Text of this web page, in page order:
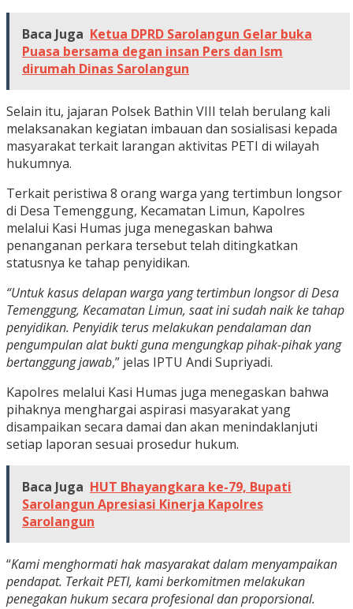
Baca Juga Ketua DPRD Sarolangun Gelar buka
Puasa bersama degan insan Pers dan lsm
dirumah Dinas Sarolangun
Selain itu, jajaran Polsek Bathin VIII telah berulang kali
melaksanakan kegiatan imbauan dan sosialisasi kepada
masyarakat terkait larangan aktivitas PETI di wilayah
hukumnya.
Terkait peristiwa 8 orang warga yang tertimbun longsor
di Desa Temenggung, Kecamatan Limun, Kapolres
melalui Kasi Humas juga menegaskan bahwa
penanganan perkara tersebut telah ditingkatkan
statusnya ke tahap penyidikan.
“Untuk kasus delapan warga yang tertimbun longsor di Desa
Temenggung, Kecamatan Limun, saat ini sudah naik ke tahap
penyidikan. Penyidik terus melakukan pendalaman dan
pengumpulan alat bukti guna mengungkap pihak-pihak yang
bertanggung jawab,” jelas IPTU Andi Supriyadi.
Kapolres melalui Kasi Humas juga menegaskan bahwa
pihaknya menghargai aspirasi masyarakat yang
disampaikan secara damai dan akan menindaklanjuti
setiap laporan sesuai prosedur hukum.
Baca Juga HUT Bhayangkara ke-79, Bupati
Sarolangun Apresiasi Kinerja Kapolres
Sarolangun
“Kami menghormati hak masyarakat dalam menyampaikan
pendapat. Terkait PETI, kami berkomitmen melakukan
penegakan hukum secara profesional dan proporsional.